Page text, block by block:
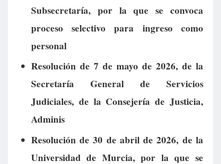
Subsecretaría, por la que se convoca
proceso selectivo para ingreso como
personal
Resolución de 7 de mayo de 2026, de la
Secretaría General de Servicios
Judiciales, de la Consejería de Justicia,
Adminis
Resolución de 30 de abril de 2026, de la
Universidad de Murcia, por la que se